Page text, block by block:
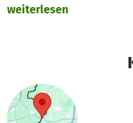
weiterlesen